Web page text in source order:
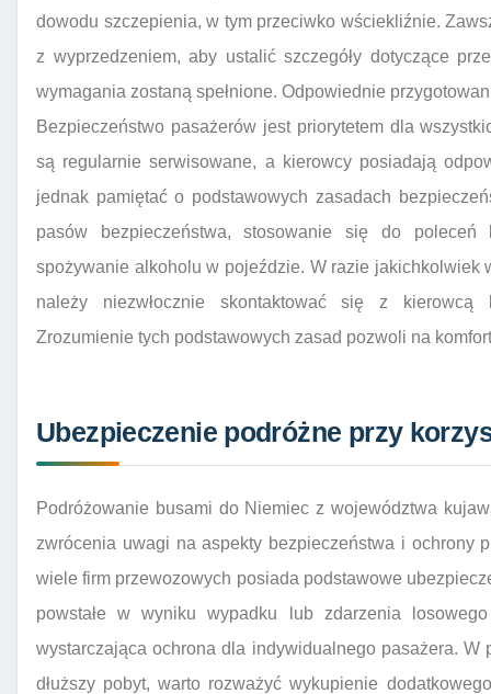
dowodu szczepienia, w tym przeciwko wściekliźnie.
z wyprzedzeniem, aby ustalić szczegóły dotyczące
wymagania zostaną spełnione. Odpowiednie
Bezpieczeństwo pasażerów jest priorytetem dla
są regularnie serwisowane, a kierowcy posiadają
jednak pamiętać o podstawowych zasadach
pasów bezpieczeństwa, stosowanie się do
spożywanie alkoholu w pojeździe. W razie jakichkolwiek
należy niezwłocznie skontaktować się z kierowcą
Zrozumienie tych podstawowych zasad pozwoli na
Ubezpieczenie podróżne przy
Podróżowanie busami do Niemiec z województwa
zwrócenia uwagi na aspekty bezpieczeństwa i ochrony
wiele firm przewozowych posiada podstawowe
powstałe w wyniku wypadku lub zdarzenia
wystarczająca ochrona dla indywidualnego pasażera.
dłuższy pobyt, warto rozważyć wykupienie